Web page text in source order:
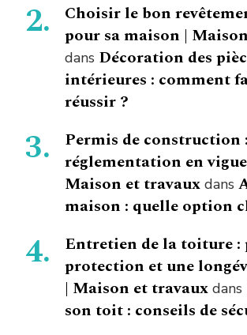
Choisir le bon
pour sa maison |
dans Décoration des
intérieures : comment
réussir ?
Permis de construction
réglementation en
Maison et travaux dans
maison : quelle option
Entretien de la toiture :
protection et une
| Maison et travaux dans
son toit : conseils de